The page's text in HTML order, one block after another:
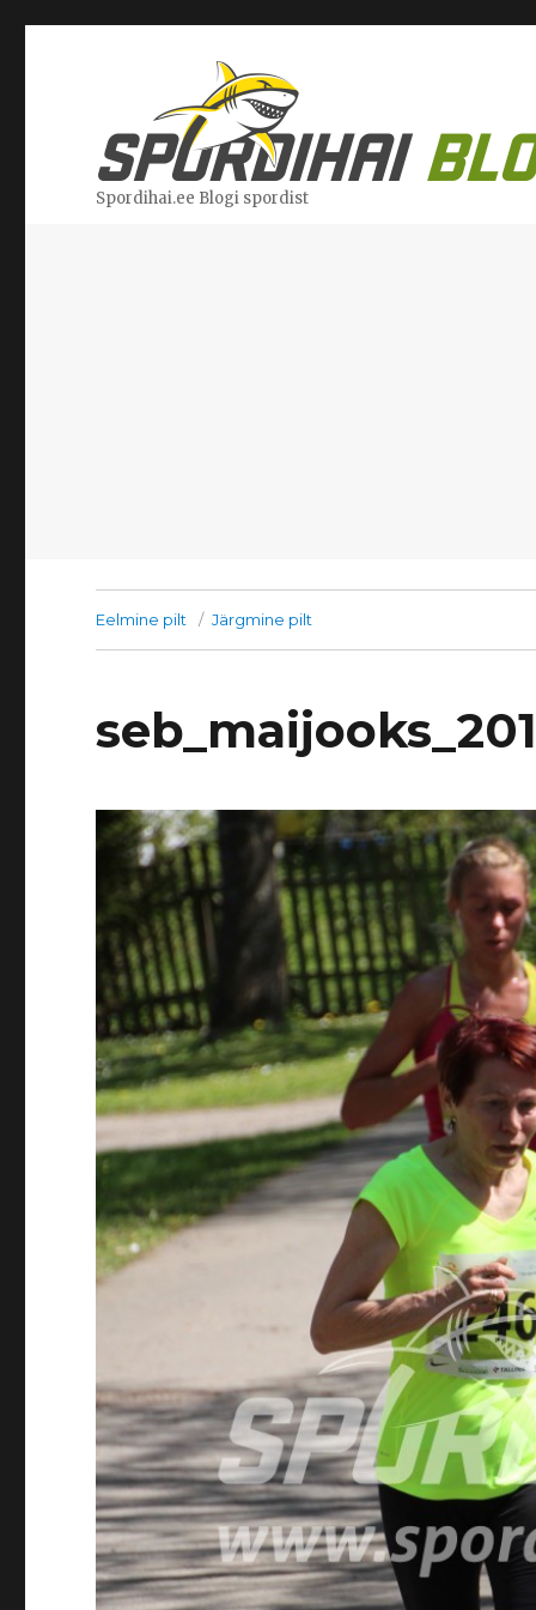
Spordihai.ee Blogi spordist
Eelmine pilt Järgmine pilt